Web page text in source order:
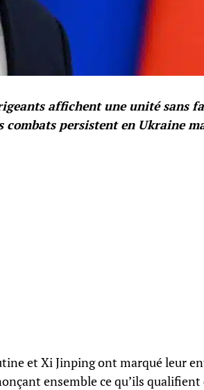
affichent une unité sans
combats persistent en Ukraine
et Xi Jinping ont marqué leur
ensemble ce qu’ils